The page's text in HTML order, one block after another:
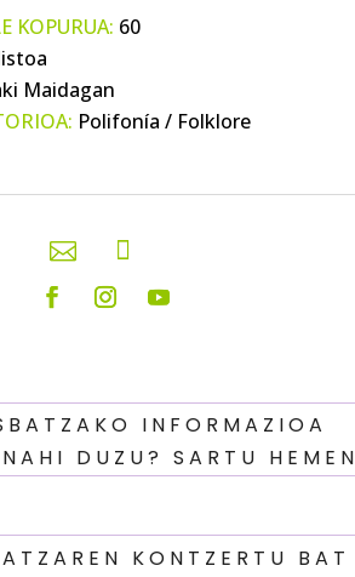
KOPURUA: 60
Maidagan
Polifonía / Folklore
 
INFORMAZIOA
DUZU? SARTU HEMEN
KONTZERTU BAT